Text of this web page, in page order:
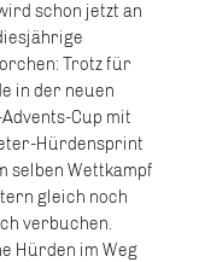
schon jetzt an
Trotz für
in der neuen
Cup mit
Hürdensprint
selben Wettkampf
gleich noch
verbuchen.
Hürden im Weg